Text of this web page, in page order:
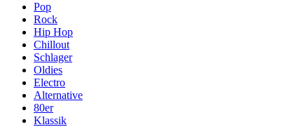
Pop
Rock
Hip Hop
Chillout
Schlager
Oldies
Electro
Alternative
80er
Klassik